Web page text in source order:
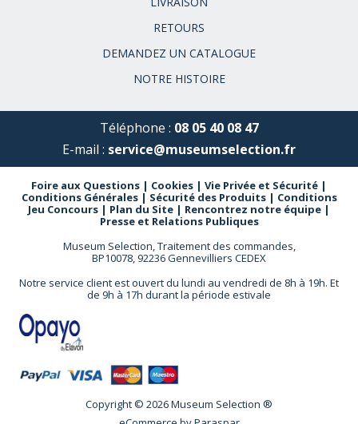
RETOURS
DEMANDEZ UN CATALOGUE
NOTRE HISTOIRE
Téléphone : 08 05 40 08 47
E-mail : service@museumselection.fr
Foire aux Questions | Cookies | Vie Privée et Sécurité |
Conditions Générales| Sécurité des Produits| Conditions
Jeu Concours | Plan du Site | Rencontrez notre équipe |
Presse et Relations Publiques
Museum Selection, Traitement des commandes,
BP10078, 92236 Gennevilliers CEDEX
Notre service client est ouvert du lundi au vendredi de 8h à 19h. Et
de 9h à 17h durant la période estivale
Copyright © 2026 Museum Selection ®